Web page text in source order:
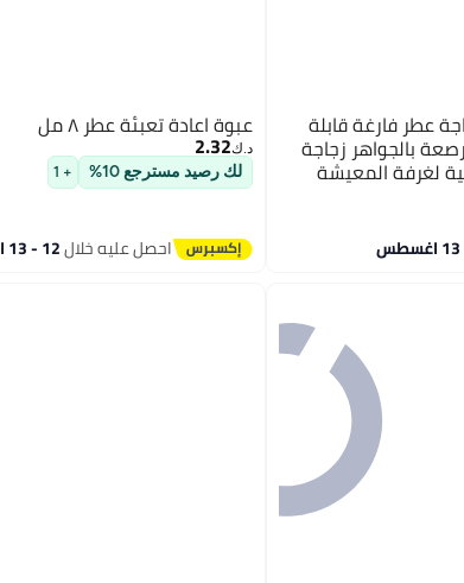
عطر فارغة قابلة
بالجواهر زجاجة
لغرفة المعيشة
عبوة اعادة تعبئة عطر ٨ مل
د.ك‏2.32
لك رصيد مسترجع 10% + 1
احصل عليه خلال12 - 13 اغسطس